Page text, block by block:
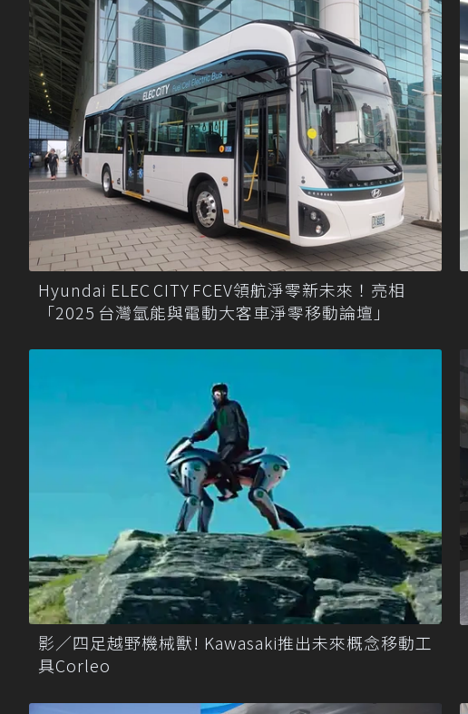
Hyundai ELEC CITY FCEV領航淨零新未來！亮相
「2025 台灣氫能與電動大客車淨零移動論壇」
影／四足越野機械獸! Kawasaki推出未來概念移動工
具Corleo